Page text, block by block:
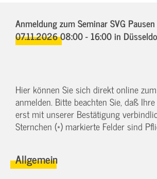
Anmeldung zum Seminar SVG
07.11.2026 08:00 - 16:00in
Hier können Sie sich direkt online
anmelden. Bitte beachten Sie, daß
erst mit unserer Bestätigung
Sternchen (*) markierte Felder sind
Allgemein